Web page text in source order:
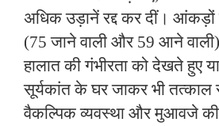
अधिक उड़ानें रद्द कर दीं। आंकड़ों
(75 जाने वाली और 59 आने
हालात की गंभीरता को देखते हुए
सूर्यकांत के घर जाकर भी तत्काल
वैकल्पिक व्यवस्था और मुआवजे की